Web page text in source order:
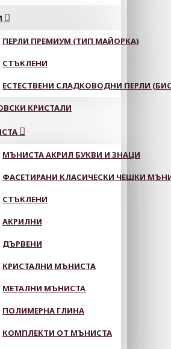
ПЕРЛИ ПРЕМИУМ (ТИП МАЙОРКА)
СТЪКЛЕНИ
ЕСТЕСТВЕНИ СЛАДКОВОДНИ ПЕРЛИ
КРИСТАЛИ
МЪНИСТА АКРИЛ БУКВИ И ЗНАЦИ
ФАСЕТИРАНИ КЛАСИЧЕСКИ ЧЕШКИ
СТЪКЛЕНИ
АКРИЛНИ
ДЪРВЕНИ
КРИСТАЛНИ МЪНИСТА
МЕТАЛНИ МЪНИСТА
ПОЛИМЕРНА ГЛИНА
КОМПЛЕКТИ ОТ МЪНИСТА